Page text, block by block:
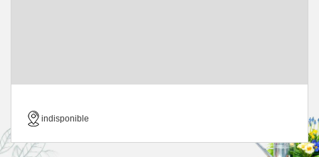
indisponible